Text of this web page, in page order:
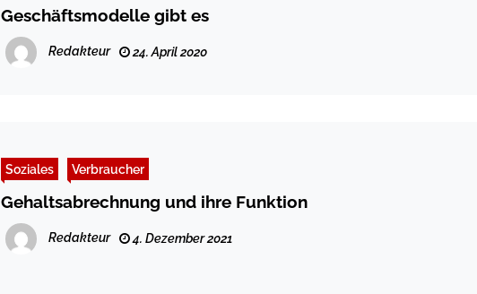
Geschäftsmodelle gibt es
Redakteur 24. April 2020
Soziales Verbraucher
Gehaltsabrechnung und ihre Funktion
Redakteur 4. Dezember 2021